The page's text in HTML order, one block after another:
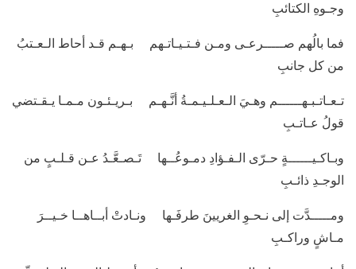
وجـوهِ الكتائبِ
فما بالُهم صـــــرعـى ومـن فـتـيـاتـهم بـهـم قـد أحاط الـعـتبُ
من كل جانبِ
تـعـاتـبـهــــــم وهـيَ الـعـلـيـمـةُ أنَّـهـم بـريـئـون مـمـا يـقـتضي
قولُ عـاتـبِ
وبـاكـيــــــةٍ حـرّى الـفـؤادِ دمـوعُــها تَـصـعَّـدُ عـن قـلـبٍ من
الوجـدِ ذائـبِ
ومـــــدَّت إلى نـحـوِ الغريينَ طرفَـها ونـادتْ أبــاهــا خـيــرَ
مـاشٍ وراكـبِ